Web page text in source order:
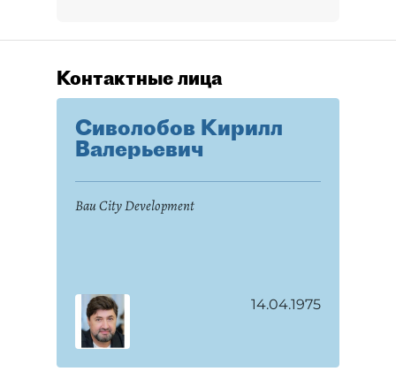
Контактные лица
Сиволобов Кирилл
Валерьевич
Bau City Development
14.04.1975